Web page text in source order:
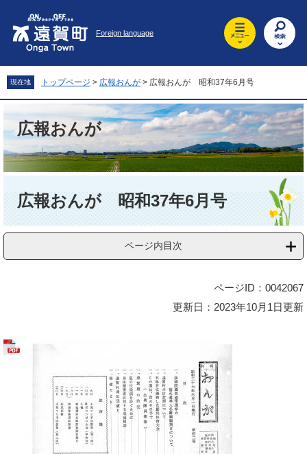
先
頭
を
飛
文
へ
Foreign language
現在地 トップページ > 広報おんが > 広報おんが 昭和37年6月号
広報おんが
広報おんが 昭和37年6月号
ページ内目次
ページID：0042067
更新日：2023年10月1日更新